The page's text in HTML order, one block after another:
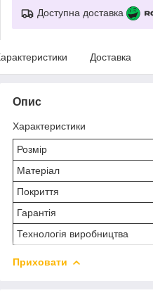
Доступна доставка
Доставка
Опис
Характеристики
Розмір
Матеріал
Покриття
Гарантія
Технологія виробництва
Приховати